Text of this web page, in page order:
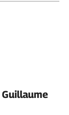
Guillaume